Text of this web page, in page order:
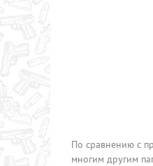
По сравнению с
многим другим